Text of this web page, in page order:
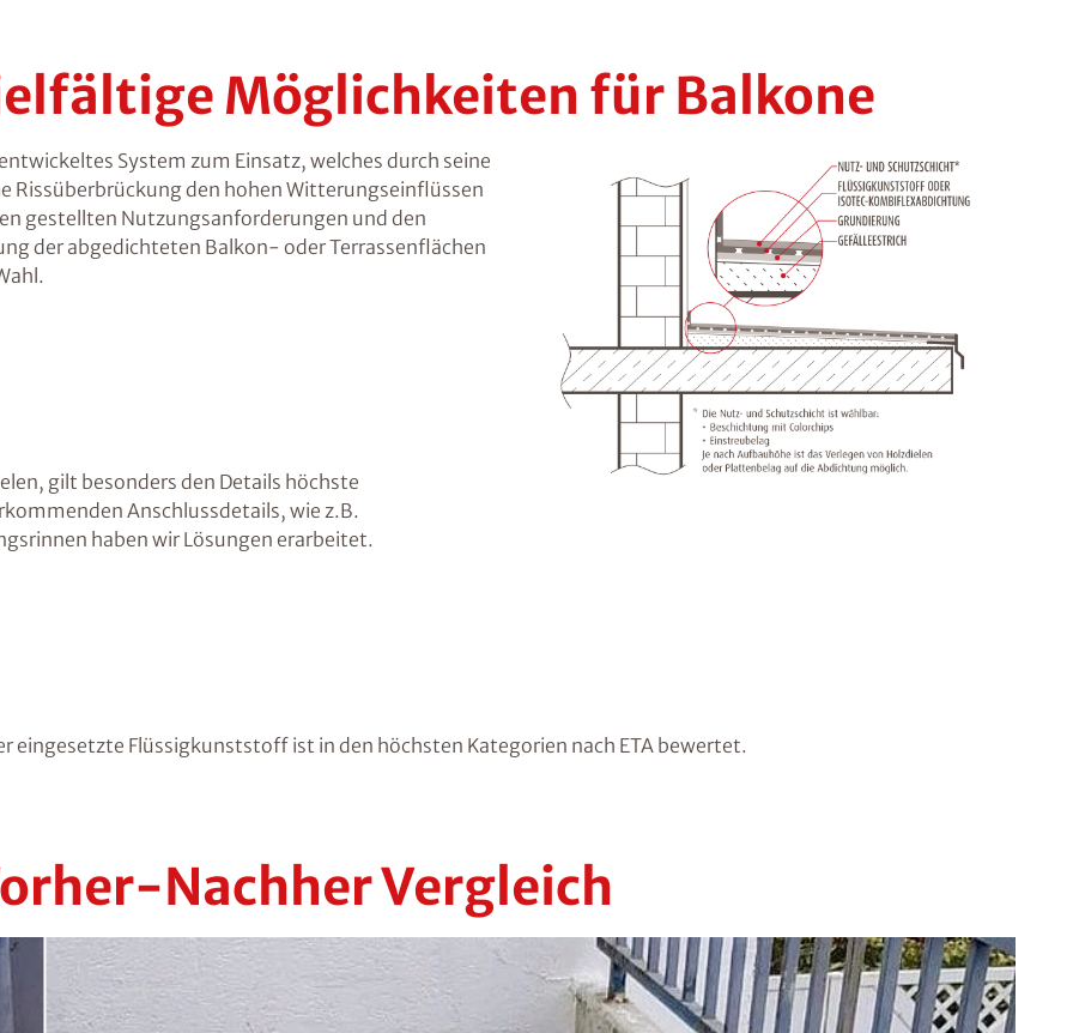
Möglichkeiten für Balkone
System zum Einsatz, welches durch seine
Rissüberbrückung den hohen Witterungseinflüssen
gestellten Nutzungsanforderungen und den
der abgedichteten Balkon- oder Terrassenflächen
gilt besonders den Details höchste
Anschlussdetails, wie z.B.
haben wir Lösungen erarbeitet.
Flüssigkunststoff ist in den höchsten Kategorien nach ETA bewertet.
Nachher Vergleich